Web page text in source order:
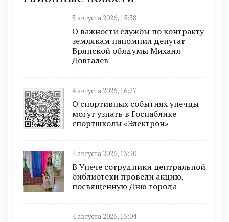
5 августа 2026, 15:38
О важности службы по контракту
землякам напомнил депутат
Брянской облдумы Михаил
Довгалев
4 августа 2026, 16:27
О спортивных событиях унечцы
могут узнать в Госпаблике
спортшколы «Электрон»
4 августа 2026, 13:30
В Унече сотрудники центральной
библиотеки провели акцию,
посвященную Дню города
4 августа 2026, 13:04